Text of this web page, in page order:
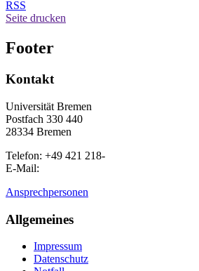
RSS
Seite drucken
Footer
Kontakt
Universität Bremen
Postfach 330 440
28334 Bremen
Telefon: +49 421 218-
E-Mail:
Ansprechpersonen
Allgemeines
Impressum
Datenschutz